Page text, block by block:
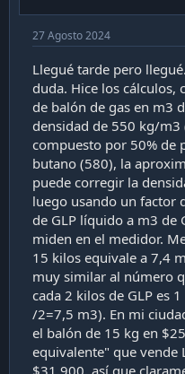
Tip
27 Agosto 2024
Llegué tarde pero
duda. Hice los cálculos,
de balón de gas en m3
densidad de 550 kg/m3
compuesto por 50% de
butano (580), la
puede corregir la
luego usando un factor
de GLP líquido a m3 de
miden en el medidor.
15 kilos equivale a 7,4
muy similar al número
cada 2 kilos de GLP es
/2=7,5 m3). En mi
el balón de 15 kg en
equivalente" que vende
$31.900, así que